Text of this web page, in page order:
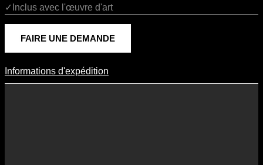
✓Inclus avec l'œuvre d'art
FAIRE UNE DEMANDE
Informations D'expédition
Informations d'expédition